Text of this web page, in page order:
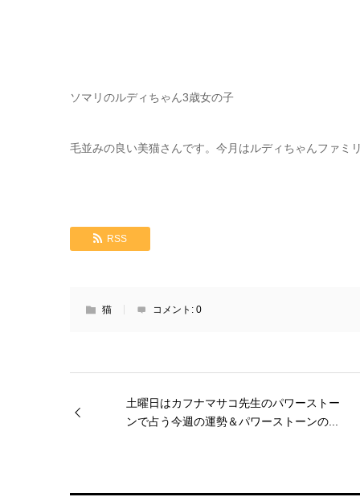
ソマリのルディちゃん3歳女の子
毛並みの良い美猫さんです。今月はルディちゃんファミ
RSS
猫 コメント: 0
土曜日はカフナマサコ先生のパワーストー
ンで占う今週の運勢＆パワーストーンの...